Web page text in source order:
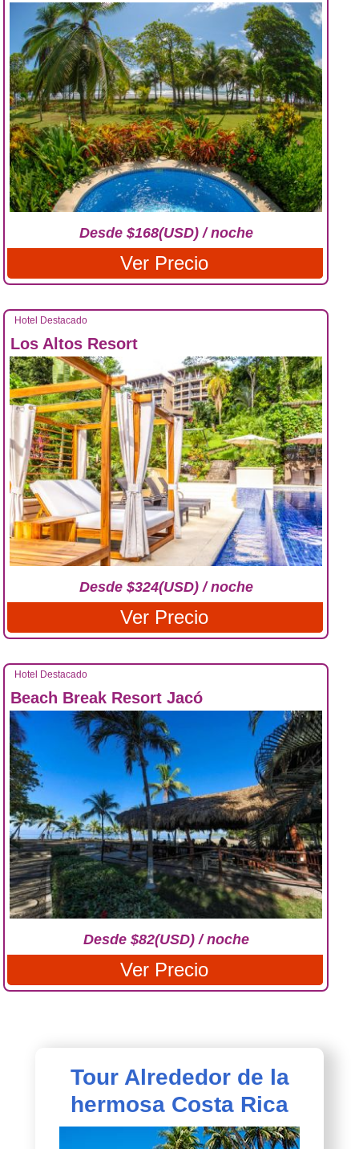
Desde $168(USD) / noche
Ver Precio
Hotel Destacado
Los Altos Resort
Desde $324(USD) / noche
Ver Precio
Hotel Destacado
Beach Break Resort Jacó
Desde $82(USD) / noche
Ver Precio
Tour Alrededor de la
hermosa Costa Rica